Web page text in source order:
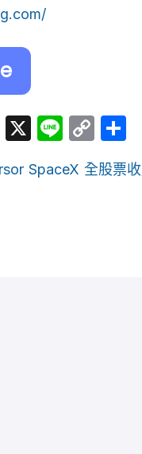
X LineCopy
Link
SpaceX 全股票